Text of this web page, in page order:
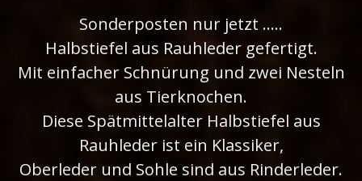
Sonderposten nur jetzt …..
Halbstiefel aus Rauhleder gefertigt.
Mit einfacher Schnürung und zwei Nesteln
aus Tierknochen.
Diese Spätmittelalter Halbstiefel aus
Rauhleder ist ein Klassiker,
Oberleder und Sohle sind aus Rinderleder.